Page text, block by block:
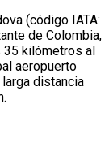
(código IATA:
de Colombia,
35 kilómetros al
aeropuerto
distancia